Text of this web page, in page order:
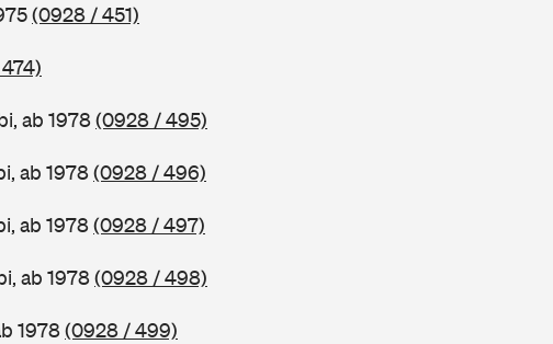
(0928 / 451)
ab 1978(0928 / 495)
ab 1978(0928 / 496)
ab 1978(0928 / 497)
ab 1978(0928 / 498)
1978(0928 / 499)